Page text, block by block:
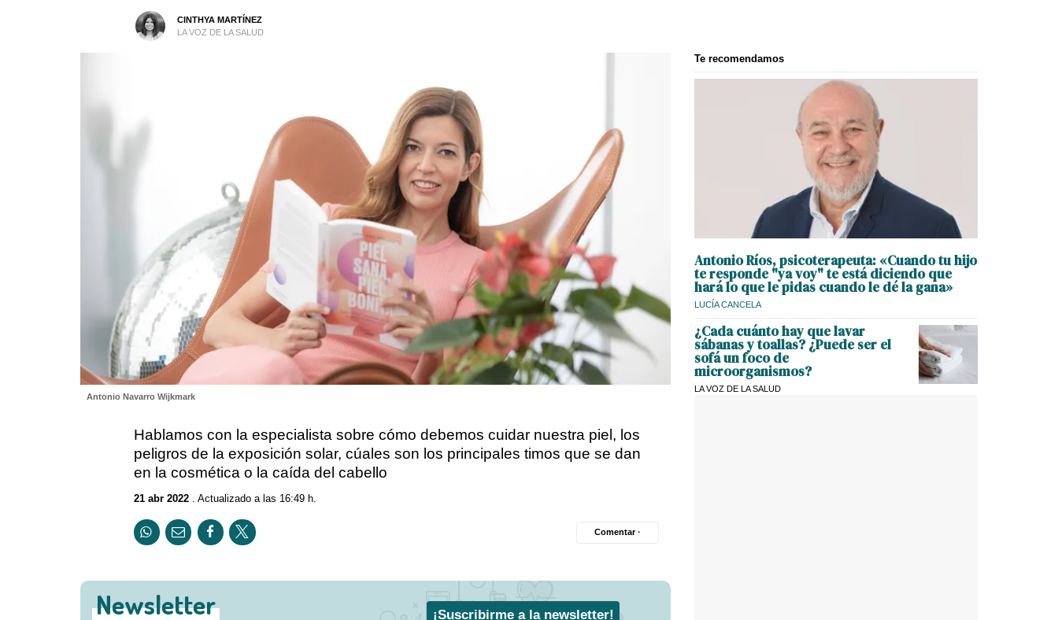
CINTHYA MARTÍNEZ
LA VOZ DE LA SALUD
Antonio Navarro Wijkmark
Hablamos con la especialista sobre cómo debemos cuidar nuestra piel, los
peligros de la exposición solar, cúales son los principales timos que se dan
en la cosmética o la caída del cabello
21 abr 2022. Actualizado a las 16:49 h.
Comentar ·
Newsletter ¡Suscribirme a la newsletter!
Te recomendamos
Antonio Ríos, psicoterapeuta: «Cuando tu hijo
te responde "ya voy" te está diciendo que
hará lo que le pidas cuando le dé la gana»
LUCÍA CANCELA
¿Cada cuánto hay que lavar
sábanas y toallas? ¿Puede ser el
sofá un foco de
microorganismos?
LA VOZ DE LA SALUD